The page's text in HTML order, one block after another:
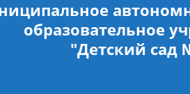
образовательное
"Детский сад